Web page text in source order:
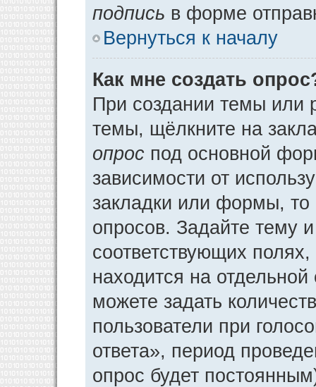
подпись в форме
Вернуться к началу
Как мне создать
При создании темы или
темы, щёлкните на
опрос под основной
зависимости от
закладки или формы, то
опросов. Задайте тему
соответствующих
находится на
можете задать
пользователи при
ответа», период
опрос будет